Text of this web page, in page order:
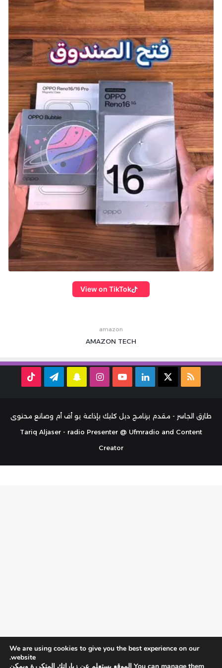
View on TikTok
amazon
AMAZON TECH
ملخص
RSS
لينكدإن ‫YouTubeانستقرامسناب تيلقرام
طارق الجاسر - مقدم برنامج دبل كليك بإذاعة يو أف أم وصانع محتوى
Tariq Aljaser - radio Presenter @ Ufmradio and Content
Creator
We are using cookies to give you the best experience on our
website.